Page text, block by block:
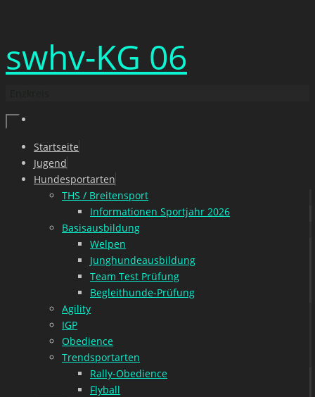
Inhalt
springen
swhv-KG 06
Zum
Inhalt
springen
Startseite
Jugend
Hundesportarten
THS / Breitensport
Informationen Sportjahr 2026
Basisausbildung
Welpen
Junghundeausbildung
Team Test Prüfung
Begleithunde-Prüfung
Agility
IGP
Obedience
Trendsportarten
Rally-Obedience
Flyball